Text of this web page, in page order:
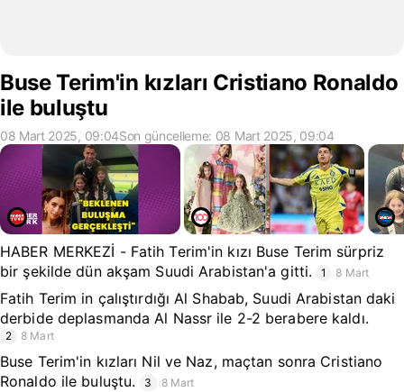
Buse Terim'in kızları Cristiano Ronaldo
ile buluştu
08 Mart 2025, 09:04Son güncelleme: 08 Mart 2025, 09:04
HABER MERKEZİ - Fatih Terim'in kızı Buse Terim sürpriz
bir şekilde dün akşam Suudi Arabistan'a gitti.
1 8 Mart
Fatih Terim in çalıştırdığı Al Shabab, Suudi Arabistan daki
derbide deplasmanda Al Nassr ile 2-2 berabere kaldı.
2 8 Mart
Buse Terim'in kızları Nil ve Naz, maçtan sonra Cristiano
Ronaldo ile buluştu.
3 8 Mart